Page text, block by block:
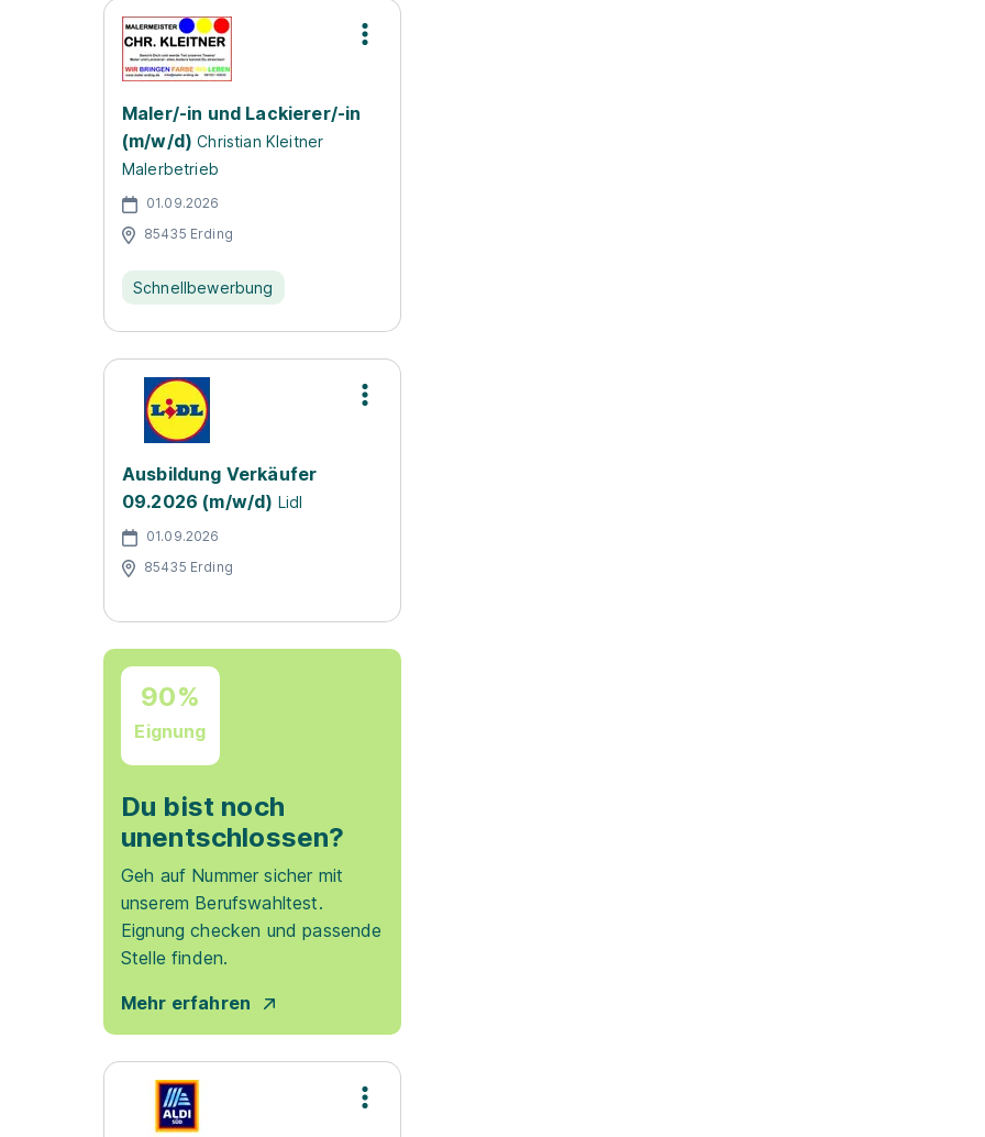
Maler/-in und Lackierer/-in
(m/w/d) Christian Kleitner
Malerbetrieb
01.09.2026
85435 Erding
Schnellbewerbung
Ausbildung Verkäufer
09.2026 (m/w/d) Lidl
01.09.2026
85435 Erding
90%
Eignung
Du bist noch
unentschlossen?
Geh auf Nummer sicher mit
unserem Berufswahltest.
Eignung checken und passende
Stelle finden.
Mehr erfahren